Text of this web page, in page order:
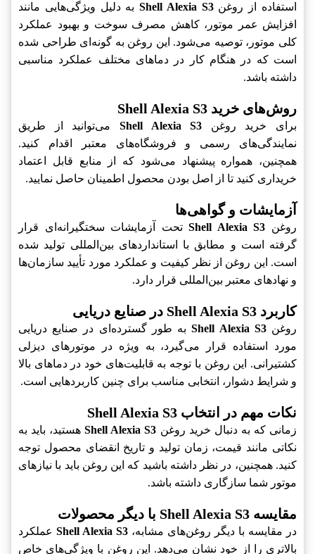
استفاده از روغنShell Alexia S3به دلیل ویژگی‌هایی مانند
افزایش عمر موتور، کاهش مصرف سوخت و بهبود عملکرد
کلی موتور، توصیه می‌شود. این روغن به گونه‌ای طراحی شده
است که در هنگام کار در دماهای مختلف عملکرد مناسبی
داشته باشد.
روش‌های خرید Shell Alexia S3
برای خرید روغن Shell Alexia S3 می‌توانید از طریق
نمایندگی‌های رسمی و فروشگاه‌های معتبر اقدام کنید.
همچنین، همواره پیشنهاد می‌شود که از منابع قابل اعتماد
خریداری کنید تا از اصل بودن محصول اطمینان حاصل نمایید.
آزمایشات و گواهی‌ها
روغن Shell Alexia S3تحت آزمایشات سختگیرانه‌ای قرار
گرفته است و مطابق با استانداردهای بین‌المللی تولید شده
است. این روغن از نظر کیفیت و عملکرد مورد تأیید سازمان‌ها
و نهادهای معتبر بین‌المللی قرار دارد.
کاربرد Shell Alexia S3 در صنایع دریایی
روغنShell Alexia S3به طور گسترده‌ای در صنایع دریایی
مورد استفاده قرار می‌گیرد، به ویژه در موتورهای دیزلی
کشتیرانی. این روغن با توجه به قابلیت‌های خود در دماهای بالا
و شرایط دشوار، انتخابی مناسب برای چنین کاربردهایی است.
نکات مهم در انتخاب Shell Alexia S3
زمانی که به دنبال خرید روغن Shell Alexia S3هستید، باید به
نکاتی مانند قیمت، زمان تولید و تاریخ انقضای محصول توجه
کنید. همچنین، در نظر داشته باشید که این روغن باید با نیازهای
موتور شما سازگاری داشته باشد.
مقایسه Shell Alexia S3 با دیگر محصولات
در مقایسه با دیگر روغن‌های مشابه، Shell Alexia S3 عملکرد
بالاتری را از خود نشان می‌دهد. این روغن با ویژگی‌های خاص